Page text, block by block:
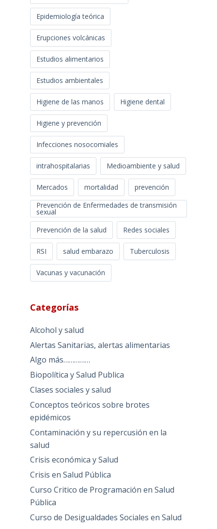
Epidemiología teórica
Erupciones volcánicas
Estudios alimentarios
Estudios ambientales
Higiene de las manos Higiene dental
Higiene y prevención
Infecciones nosocomiales
intrahospitalarias Medioambiente y salud
Mercados mortalidad
prevención
Prevención de Enfermedades de transmisión
sexual
Prevención de la salud
Redes sociales
RSI salud embarazo Tuberculosis
Vacunas y vacunación
Categorías
Alcohol y salud
Alertas Sanitarias, alertas alimentarias
Algo más……………
Biopolítica y Salud Publica
Clases sociales y salud
Conceptos teóricos sobre brotes
epidémicos
Contaminación y su repercusión en la
salud
Crisis económica y Salud
Crisis en Salud Pública
Curso Critico de Programación en Salud
Pública
Curso de Desigualdades Sociales en Salud